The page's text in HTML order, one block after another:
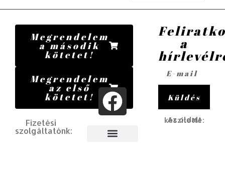
Megrendelem
a második
kötetet!
Megrendelem
az első
kötetet!
Fizetési
szolgáltatónk:
a
Küldés
Az oldalt készítette: